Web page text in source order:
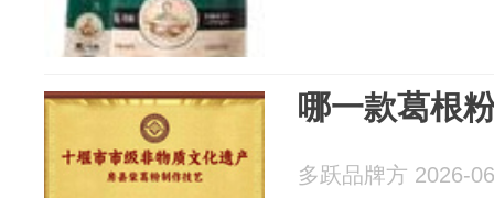
哪一款葛根
多跃品牌方 2026-